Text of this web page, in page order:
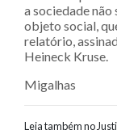
a sociedade
objeto social,
relatório,
Heineck Kruse.
Migalhas
Leia também no